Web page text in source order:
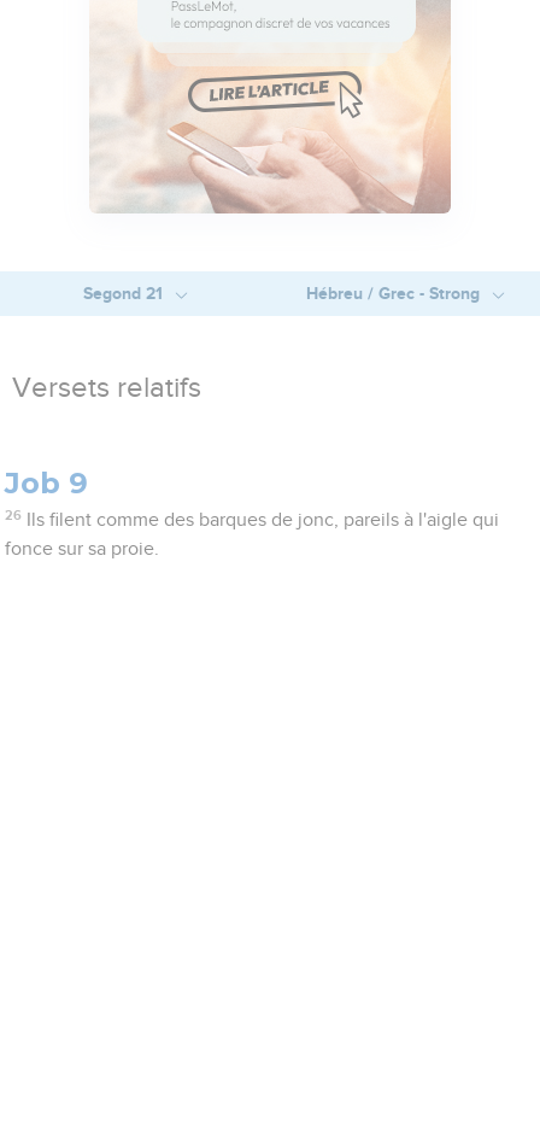
Segond 21 Hébreu / Grec - Strong
Versets relatifs
Job 9
26
Ils filent comme des barques de jonc, pareils à l'aigle qui
fonce sur sa proie.